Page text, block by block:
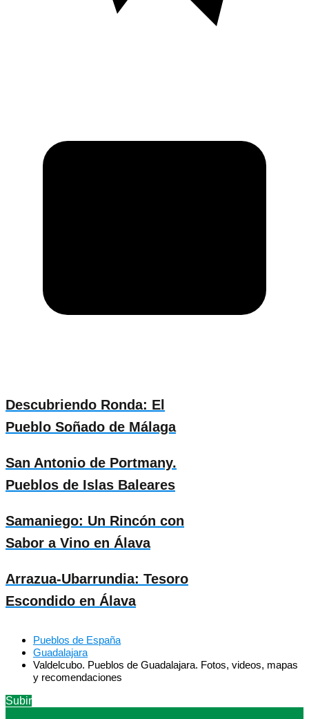
Descubriendo Ronda: El
Pueblo Soñado de Málaga
San Antonio de Portmany.
Pueblos de Islas Baleares
Samaniego: Un Rincón con
Sabor a Vino en Álava
Arrazua-Ubarrundia: Tesoro
Escondido en Álava
Pueblos de España
Guadalajara
Valdelcubo. Pueblos de Guadalajara. Fotos, videos, mapas
y recomendaciones
Subir